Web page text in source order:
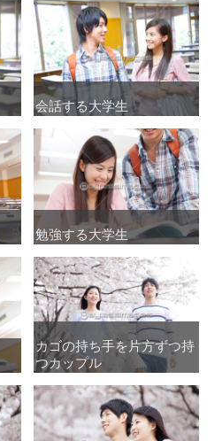
会話する大学生
会話する大学生
勉強する大学生
勉強する大学生
カゴの持ち手を片方ずつ持
つカップル
カゴの持ち手を片方ずつ持
つカップル